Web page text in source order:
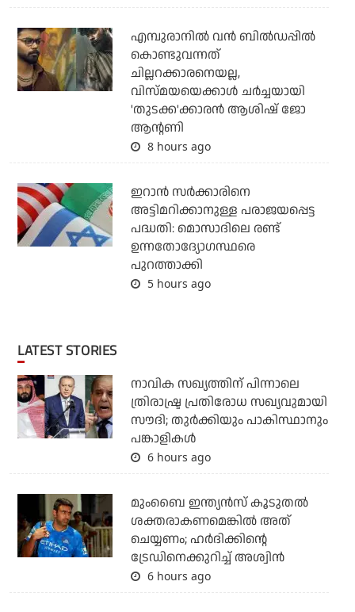
എമ്പുരാനില്‍ വന്‍ ബില്‍ഡപ്പില്‍
കൊണ്ടുവന്നത്
ചില്ലറക്കാരനെയല്ല,
വിസ്മയയെക്കാള്‍ ചര്‍ച്ചയായി
'തുടക്ക'ക്കാരന്‍ ആശിഷ് ജോ
ആന്റണി
8 hours ago
ഇറാന്‍ സര്‍ക്കാരിനെ
അട്ടിമറിക്കാനുള്ള പരാജയപ്പെട്ട
പദ്ധതി: മൊസാദിലെ രണ്ട്
ഉന്നതോദ്യോഗസ്ഥരെ
പുറത്താക്കി
5 hours ago
LATEST STORIES
നാവിക സഖ്യത്തിന് പിന്നാലെ
ത്രിരാഷ്ട്ര പ്രതിരോധ സഖ്യവുമായി
സൗദി; തുര്‍ക്കിയും പാകിസ്ഥാനും
പങ്കാളികള്‍
6 hours ago
മുംബൈ ഇന്ത്യന്‍സ് കൂടുതല്‍
ശക്തരാകണമെങ്കില്‍ അത്
ചെയ്യണം; ഹര്‍ദിക്കിന്റെ
ട്രേഡിനെക്കുറിച്ച് അശ്വിന്‍
6 hours ago